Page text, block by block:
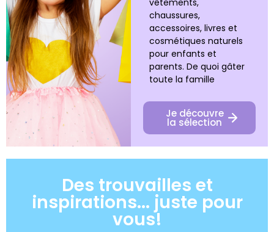
vêtements,
chaussures,
accessoires, livres et
cosmétiques naturels
pour enfants et
parents. De quoi gâter
toute la famille
Je découvre
la sélection
Des trouvailles et
inspirations... juste pour
vous!